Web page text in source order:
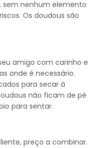
sem nenhum elemento
Os doudous são
amigo com carinho e
onde é necessário.
para secar à
não ficam de pé
para sentar.
preço a combinar.